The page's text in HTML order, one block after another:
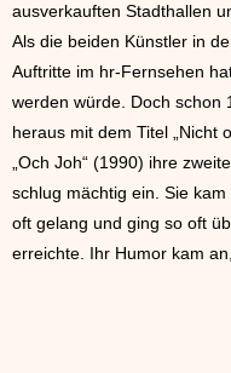
ausverkauften Stadthallen
Als die beiden Künstler in
Auftritte im hr-Fernsehen
werden würde. Doch schon
heraus mit dem Titel „Nicht
„Och Joh“ (1990) ihre
schlug mächtig ein. Sie
oft gelang und ging so oft
erreichte. Ihr Humor kam